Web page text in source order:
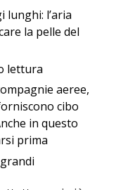
lunghi: l’aria
la pelle del
lettura
aeree,
cibo
in questo
prima